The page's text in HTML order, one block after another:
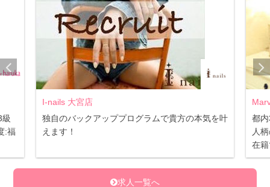
:福
I-nails 大宮店
独自のバックアッププログラムで貴方の本気を叶
えます！
都
人
在
求人一覧へ